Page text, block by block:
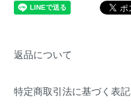
返品について
特定商取引法に基づく表記